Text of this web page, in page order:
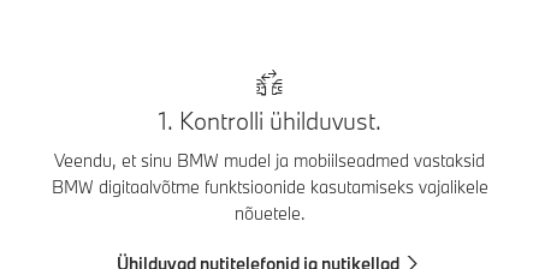
1. Kontrolli ühilduvust.
Veendu, et sinu BMW mudel ja mobiilseadmed vastaksid
BMW digitaalvõtme funktsioonide kasutamiseks vajalikele
nõuetele.
Ühilduvad nutitelefonid ja nutikellad